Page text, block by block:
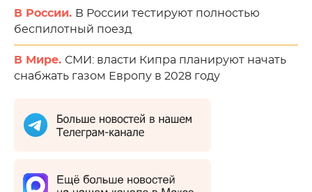
В России. В России тестируют полностью
беспилотный поезд
В Мире. СМИ: власти Кипра планируют начать
снабжать газом Европу в 2028 году